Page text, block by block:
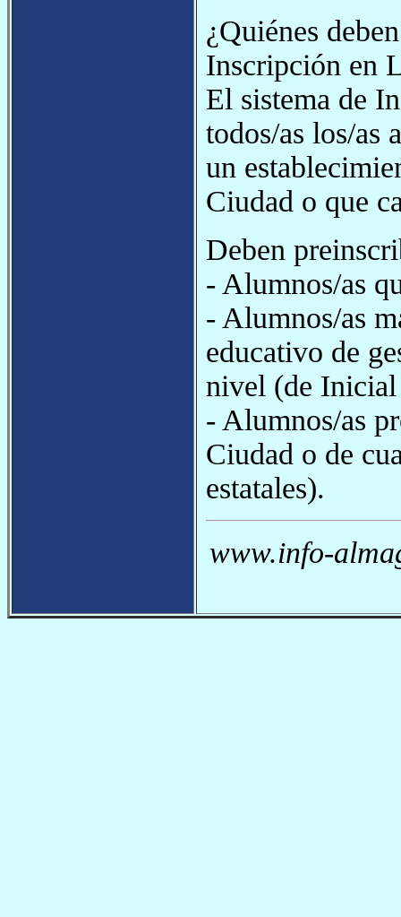
¿Quiénes
Inscripción en
El sistema de
todos/as los/as
un
Ciudad o que
Deben
- Alumnos/as
- Alumnos/as
educativo de
nivel (de Inicial
- Alumnos/as
Ciudad o de
estatales).
www.info-